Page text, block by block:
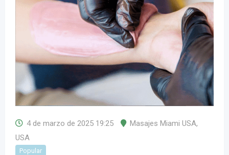
4 de marzo de 2025 19:25 Masajes Miami USA,
USA
Popular